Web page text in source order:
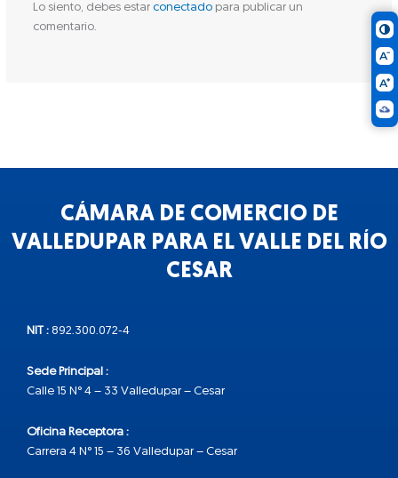
Lo siento, debes estar conectadopara publicar un
comentario.
CÁMARA DE COMERCIO DE
VALLEDUPAR PARA EL VALLE DEL RÍO
CESAR
NIT : 892.300.072-4
Sede Principal :
Calle 15 N° 4 – 33 Valledupar – Cesar
Oficina Receptora :
Carrera 4 N° 15 – 36 Valledupar – Cesar